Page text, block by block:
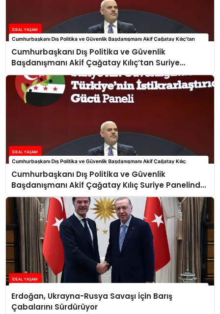
Cumhurbaşkanı Dış Politika ve Güvenlik
Başdanışmanı Akif Çağatay Kılıç’tan Suriye
Panelinde Önemli Açıklamalar
Cumhurbaşkanı Dış Politika ve Güvenlik
Başdanışmanı Akif Çağatay Kılıç Suriye Panelinde
Konuştu
Erdoğan, Ukrayna-Rusya Savaşı İçin Barış
Çabalarını Sürdürüyor